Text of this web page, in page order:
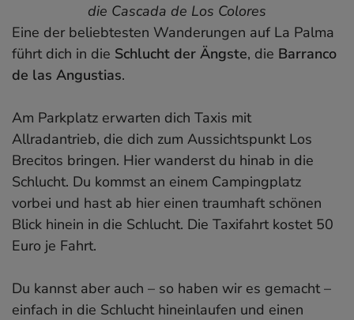
die Cascada de Los Colores
Eine der beliebtesten Wanderungen auf La Palma
führt dich in die Schlucht der Ängste, die Barranco
de las Angustias.
Am Parkplatz erwarten dich Taxis mit
Allradantrieb, die dich zum Aussichtspunkt Los
Brecitos bringen. Hier wanderst du hinab in die
Schlucht. Du kommst an einem Campingplatz
vorbei und hast ab hier einen traumhaft schönen
Blick hinein in die Schlucht. Die Taxifahrt kostet 50
Euro je Fahrt.
Du kannst aber auch – so haben wir es gemacht –
einfach in die Schlucht hineinlaufen und einen